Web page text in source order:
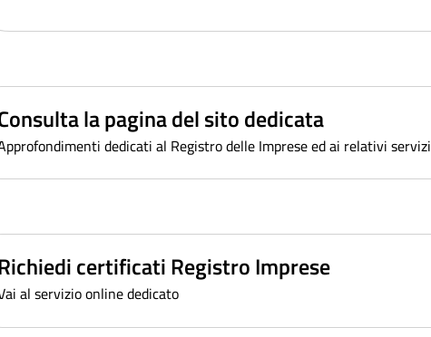
la pagina del sito dedicata
dedicati al Registro delle Imprese ed ai relativi servizi
certificati Registro Imprese
al servizio online dedicato